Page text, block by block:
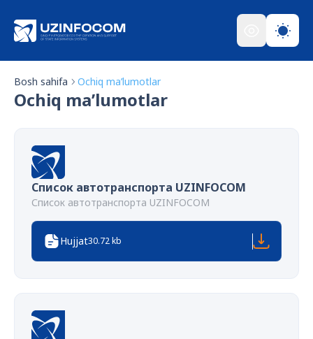
Bosh sahifa Ochiq ma’lumotlar
Ochiq ma’lumotlar
Список автотранспорта UZINFOCOM
Список автотранспорта UZINFOCOM
Hujjat30.72 kb